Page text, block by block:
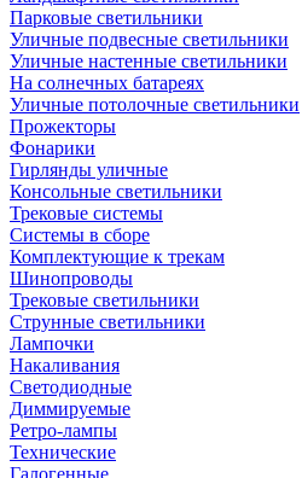
Парковые светильники
Уличные подвесные светильники
Уличные настенные светильники
На солнечных батареях
Уличные потолочные светильники
Прожекторы
Фонарики
Гирлянды уличные
Консольные светильники
Трековые системы
Системы в сборе
Комплектующие к трекам
Шинопроводы
Трековые светильники
Струнные светильники
Лампочки
Накаливания
Светодиодные
Диммируемые
Ретро-лампы
Технические
Галогенные